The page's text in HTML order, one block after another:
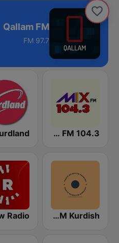
Qallam FM
97.7 FM
Mix FM 104.3
Shady FM Kurdish